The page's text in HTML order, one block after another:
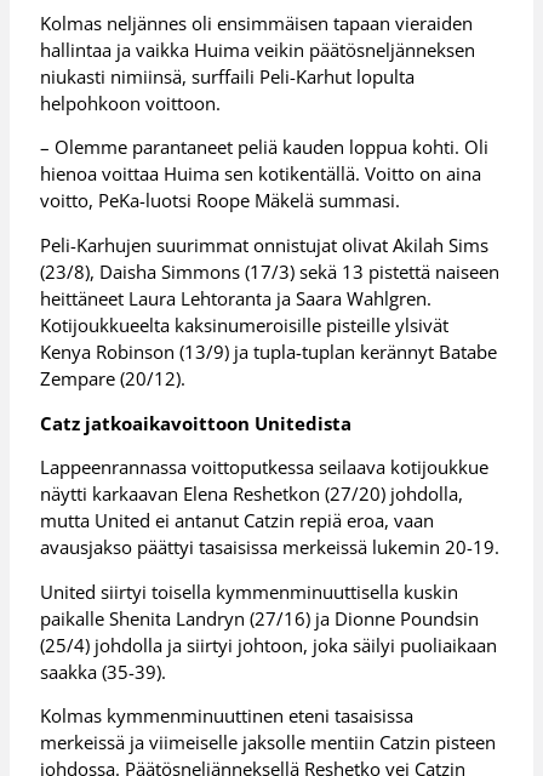
Kolmas neljännes oli ensimmäisen tapaan vieraiden
hallintaa ja vaikka Huima veikin päätösneljänneksen
niukasti nimiinsä, surffaili Peli-Karhut lopulta
helpohkoon voittoon.
– Olemme parantaneet peliä kauden loppua kohti. Oli
hienoa voittaa Huima sen kotikentällä. Voitto on aina
voitto, PeKa-luotsi Roope Mäkelä summasi.
Peli-Karhujen suurimmat onnistujat olivat Akilah Sims
(23/8), Daisha Simmons (17/3) sekä 13 pistettä naiseen
heittäneet Laura Lehtoranta ja Saara Wahlgren.
Kotijoukkueelta kaksinumeroisille pisteille ylsivät
Kenya Robinson (13/9) ja tupla-tuplan kerännyt Batabe
Zempare (20/12).
Catz jatkoaikavoittoon Unitedista
Lappeenrannassa voittoputkessa seilaava kotijoukkue
näytti karkaavan Elena Reshetkon (27/20) johdolla,
mutta United ei antanut Catzin repiä eroa, vaan
avausjakso päättyi tasaisissa merkeissä lukemin 20-19.
United siirtyi toisella kymmenminuuttisella kuskin
paikalle Shenita Landryn (27/16) ja Dionne Poundsin
(25/4) johdolla ja siirtyi johtoon, joka säilyi puoliaikaan
saakka (35-39).
Kolmas kymmenminuuttinen eteni tasaisissa
merkeissä ja viimeiselle jaksolle mentiin Catzin pisteen
johdossa. Päätösneljänneksellä Reshetko vei Catzin